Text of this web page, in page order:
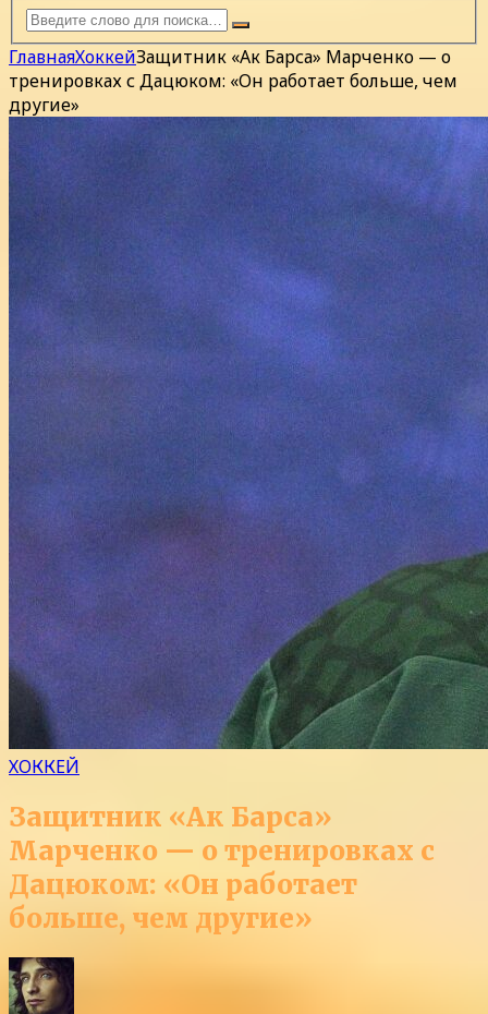
ГлавнаяХоккейЗащитник «Ак Барса» Марченко — о
тренировках с Дацюком: «Он работает больше, чем
другие»
ХОККЕЙ
Защитник «Ак Барса»
Марченко — о тренировках с
Дацюком: «Он работает
больше, чем другие»